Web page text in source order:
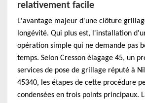
relativement facile
L'avantage majeur d'une clôture
longévité. Qui plus est, l'installation
opération simple qui ne demande pas
temps. Selon Cresson élagage 45, un
services de pose de grillage réputé à
45340, les étapes de cette procédure
condensées en trois points principaux.